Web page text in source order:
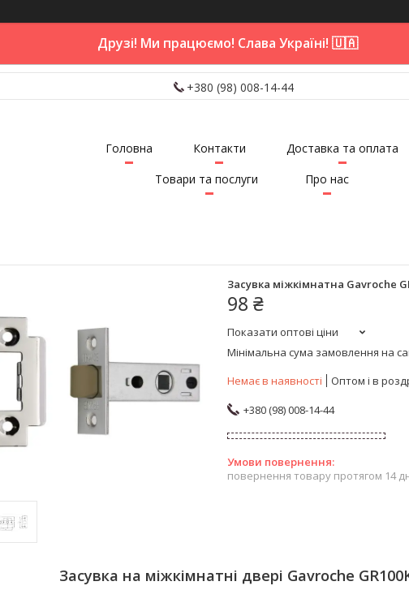
Друзі! Ми працюємо! Слава Україні! 🇺🇦
+380 (98) 008-14-44
Головна Контакти
Доставка та оплата
Товари та послуги
Про нас
Засувка міжкімнатна Gavroche
98 ₴
Показати оптові ціни
Мінімальна сума замовлення на
Немає в наявності
Оптом і в
+380 (98) 008-14-44
повернення товару протягом 14
Засувка на міжкімнатні двері Gavroche